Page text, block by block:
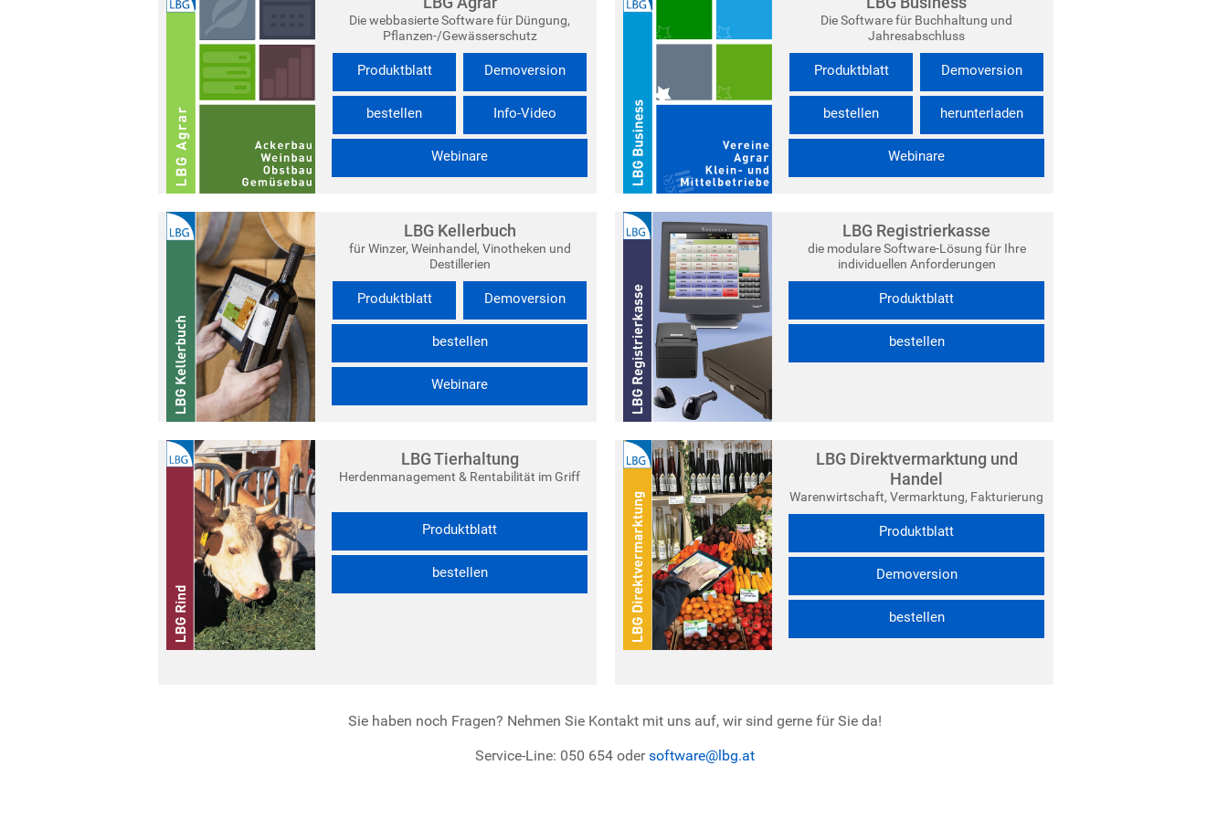
Die webbasierte Software für Düngung,
Pflanzen-/Gewässerschutz
Produktblatt Demoversion
bestellen Info-Video
Webinare
Die Software für Buchhaltung und
Jahresabschluss
Produktblatt Demoversion
bestellen herunterladen
Webinare
LBG Kellerbuch
für Winzer, Weinhandel, Vinotheken und
Destillerien
Produktblatt Demoversion
bestellen
Webinare
LBG Registrierkasse
die modulare Software-Lösung für Ihre
individuellen Anforderungen
Produktblatt
bestellen
LBG Tierhaltung
Herdenmanagement & Rentabilität im Griff
Produktblatt
bestellen
LBG Direktvermarktung und
Handel
Warenwirtschaft, Vermarktung, Fakturierung
Produktblatt
Demoversion
bestellen
Sie haben noch Fragen? Nehmen Sie Kontakt mit uns auf, wir sind gerne für Sie da!
Service-Line: 050 654 odersoftware@lbg.at